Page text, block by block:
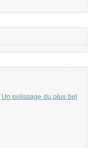
Un polissage du plus bel